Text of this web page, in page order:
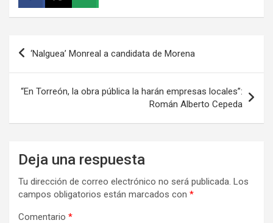
Navegación
entradas
‘Nalguea’ Monreal a candidata de Morena
“En Torreón, la obra pública la harán empresas locales”:
Román Alberto Cepeda
Deja una respuesta
Tu dirección de correo electrónico no será publicada. Los
campos obligatorios están marcados con *
Comentario *